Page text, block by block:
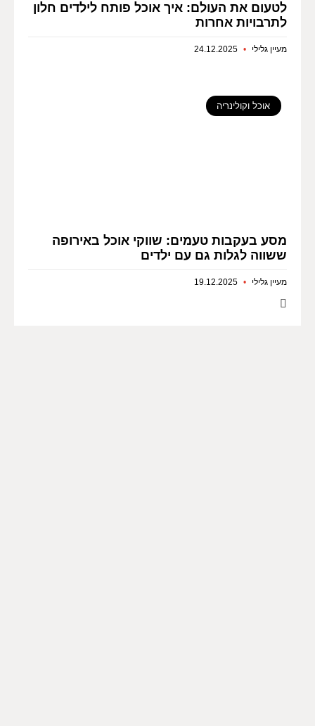
לטעום את העולם: איך אוכל פותח לילדים חלון
לתרבויות אחרות
מעיין גלילי
אוכל וקולינריה
מסע בעקבות טעמים: שווקי אוכל באירופה
ששווה לגלות גם עם ילדים
מעיין גלילי